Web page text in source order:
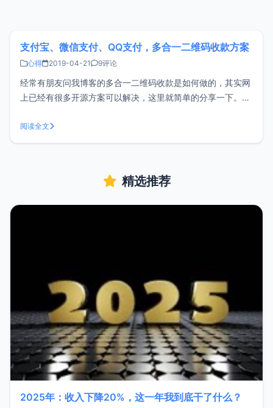
支付宝、微信支付、QQ支付，多合一二维码收款方案
心得 2019-04-21 9评论
经常有朋友问我博客的多合一二维码收款是如何做的，其实网
上已经有很多开源方案可以解决，这里就简单的分享一下。收
信支付、QQ支付合并为一个二维码，收款直接到账，无手续
费。访问收款啦官网：https://qr.52ecy.cn/ 上传自己的二维
阅读全文
精选推荐
2025年：收入下降20%，这一年我到底干了什么？